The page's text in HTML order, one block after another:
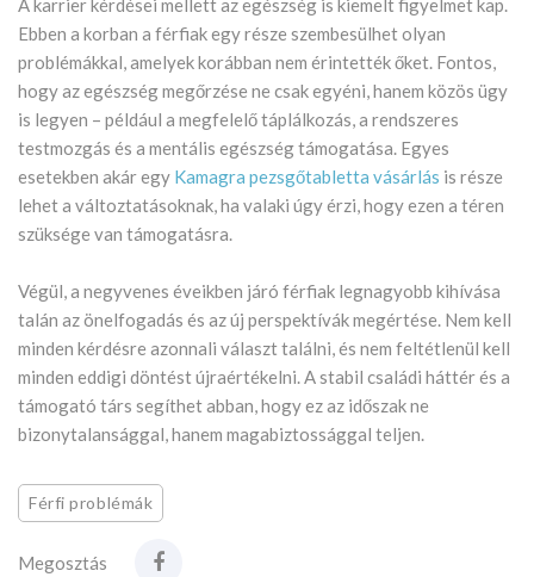
A karrier kérdései mellett az egészség is kiemelt figyelmet kap.
Ebben a korban a férfiak egy része szembesülhet olyan
problémákkal, amelyek korábban nem érintették őket. Fontos,
hogy az egészség megőrzése ne csak egyéni, hanem közös ügy
is legyen – például a megfelelő táplálkozás, a rendszeres
testmozgás és a mentális egészség támogatása. Egyes
esetekben akár egy Kamagra pezsgőtabletta vásárlás is része
lehet a változtatásoknak, ha valaki úgy érzi, hogy ezen a téren
szüksége van támogatásra.
Végül, a negyvenes éveikben járó férfiak legnagyobb kihívása
talán az önelfogadás és az új perspektívák megértése. Nem kell
minden kérdésre azonnali választ találni, és nem feltétlenül kell
minden eddigi döntést újraértékelni. A stabil családi háttér és a
támogató társ segíthet abban, hogy ez az időszak ne
bizonytalansággal, hanem magabiztossággal teljen.
Férfi problémák
Megosztás